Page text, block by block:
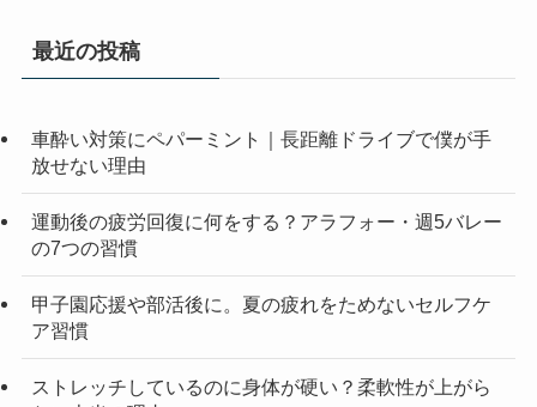
最近の投稿
車酔い対策にペパーミント｜長距離ドライブで僕が手
放せない理由
運動後の疲労回復に何をする？アラフォー・週5バレー
の7つの習慣
甲子園応援や部活後に。夏の疲れをためないセルフケ
ア習慣
ストレッチしているのに身体が硬い？柔軟性が上がら